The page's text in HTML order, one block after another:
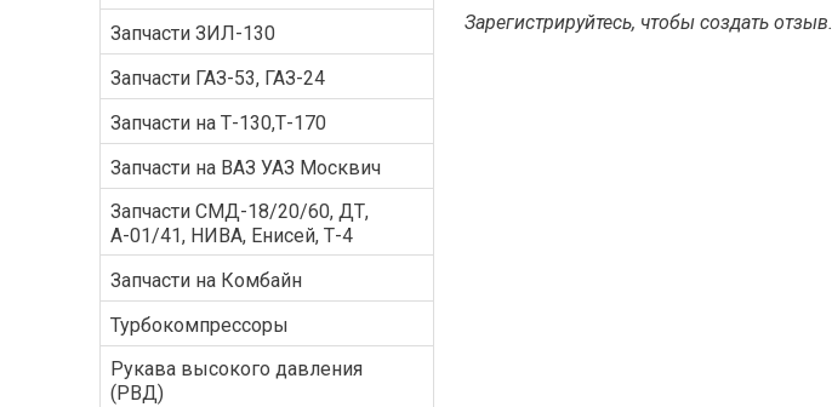
Запчасти ЗИЛ-130
Запчасти ГАЗ-53, ГАЗ-24
Запчасти на Т-130,Т-170
Запчасти на ВАЗ УАЗ Москвич
Запчасти СМД-18/20/60, ДТ,
А-01/41, НИВА, Енисей, Т-4
Запчасти на Комбайн
Турбокомпрессоры
Рукава высокого давления
(РВД)
Зарегистрируйтесь, чтобы создать отзыв.